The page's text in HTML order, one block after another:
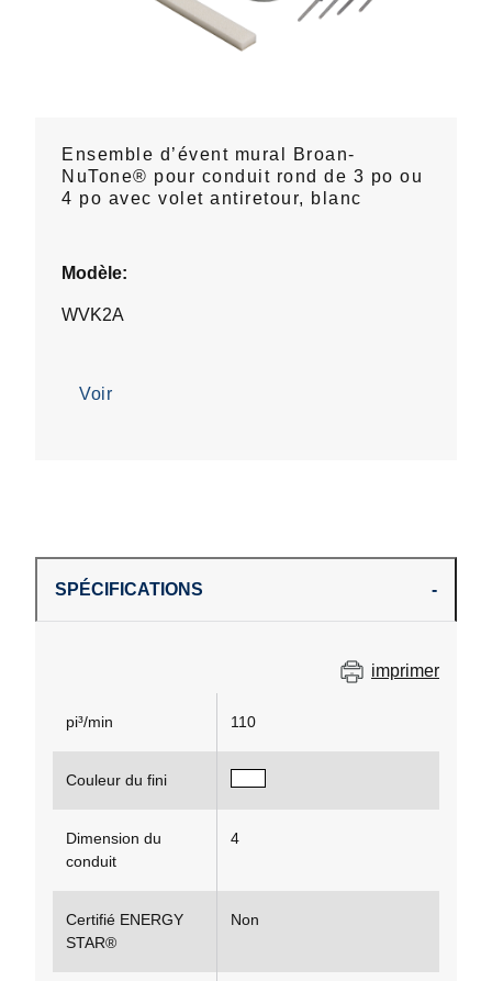
Ensemble d’évent mural Broan-
NuTone® pour conduit rond de 3 po ou
4 po avec volet antiretour, blanc
Modèle:
WVK2A
Voir
SPÉCIFICATIONS
imprimer
pi³/min 110
Couleur du fini
Dimension du
conduit
4
Certifié ENERGY
STAR®
Non